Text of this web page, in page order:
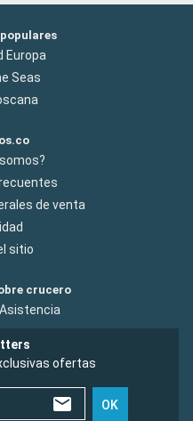
Europa
Seas
de venta
sitio
crucero
ofertas
OK